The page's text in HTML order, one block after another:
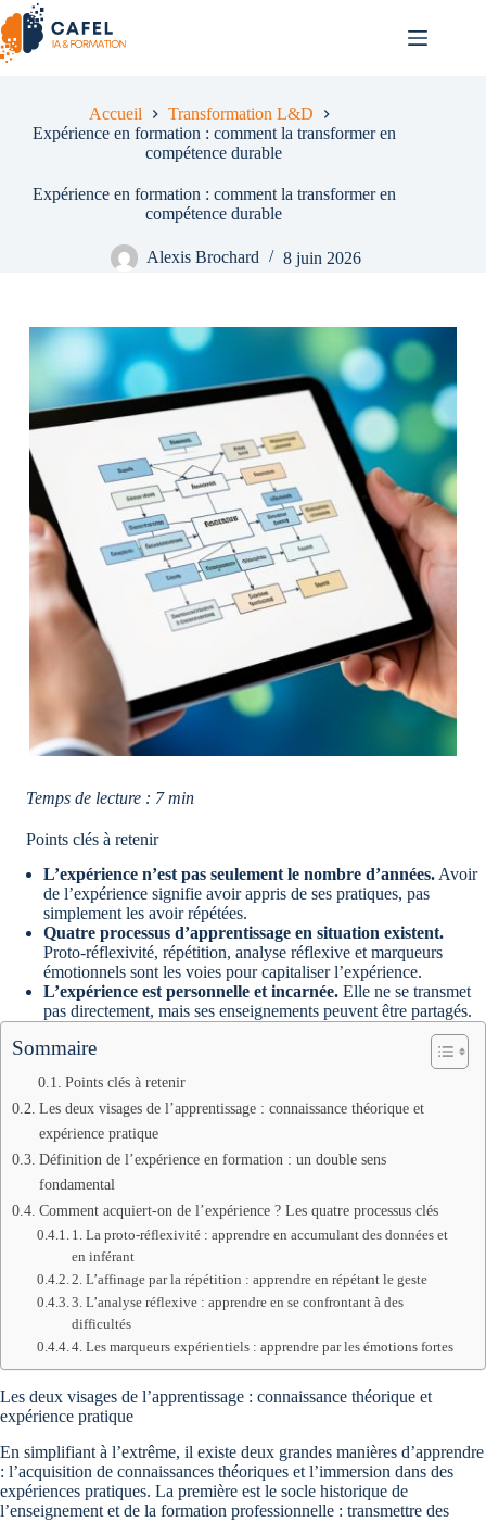
Passer
au
contenu
Accueil
Transformation L&D
Expérience en formation : comment la transformer en
compétence durable
Expérience en formation : comment la transformer en
compétence durable
Alexis Brochard 8 juin 2026
Temps de lecture : 7 min
Points clés à retenir
L’expérience n’est pas seulement le nombre d’années. Avoir
de l’expérience signifie avoir appris de ses pratiques, pas
simplement les avoir répétées.
Quatre processus d’apprentissage en situation existent.
Proto-réflexivité, répétition, analyse réflexive et marqueurs
émotionnels sont les voies pour capitaliser l’expérience.
L’expérience est personnelle et incarnée. Elle ne se transmet
pas directement, mais ses enseignements peuvent être partagés.
Sommaire
Points clés à retenir
Les deux visages de l’apprentissage : connaissance théorique et
expérience pratique
Définition de l’expérience en formation : un double sens
fondamental
Comment acquiert-on de l’expérience ? Les quatre processus clés
1. La proto-réflexivité : apprendre en accumulant des données et
en inférant
2. L’affinage par la répétition : apprendre en répétant le geste
3. L’analyse réflexive : apprendre en se confrontant à des
difficultés
4. Les marqueurs expérientiels : apprendre par les émotions fortes
Les deux visages de l’apprentissage : connaissance théorique et
expérience pratique
En simplifiant à l’extrême, il existe deux grandes manières d’apprendre
: l’acquisition de connaissances théoriques et l’immersion dans des
expériences pratiques. La première est le socle historique de
l’enseignement et de la formation professionnelle : transmettre des